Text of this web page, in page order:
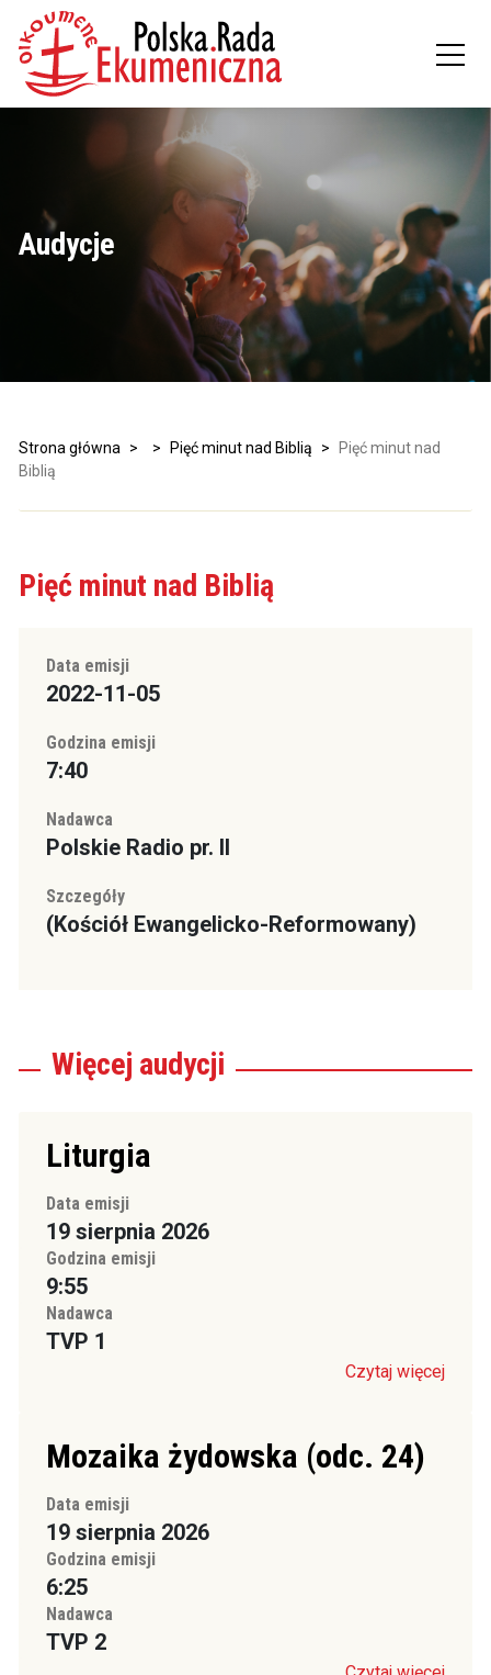
Audycje
Strona główna > > Pięć minut nad Biblią >
Pięć minut nad
Biblią
Pięć minut nad Biblią
Data emisji
2022-11-05
Godzina emisji
7:40
Nadawca
Polskie Radio pr. II
Szczegóły
(Kościół Ewangelicko-Reformowany)
Więcej audycji
Liturgia
Data emisji
19 sierpnia 2026
Godzina emisji
9:55
Nadawca
TVP 1
Czytaj więcej
Mozaika żydowska (odc. 24)
Data emisji
19 sierpnia 2026
Godzina emisji
6:25
Nadawca
TVP 2